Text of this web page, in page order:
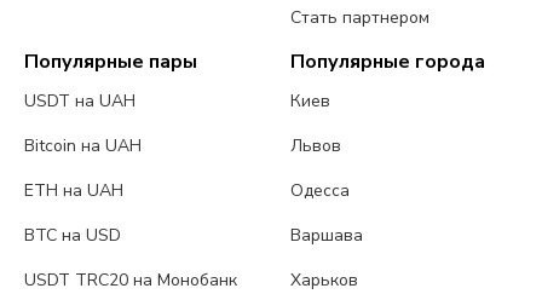
Стать партнером
Популярные пары
USDT на UAH
Bitcoin на UAH
ETH на UAH
BTC на USD
USDT TRC20 на Монобанк
Популярные города
Киев
Львов
Одесса
Варшава
Харьков